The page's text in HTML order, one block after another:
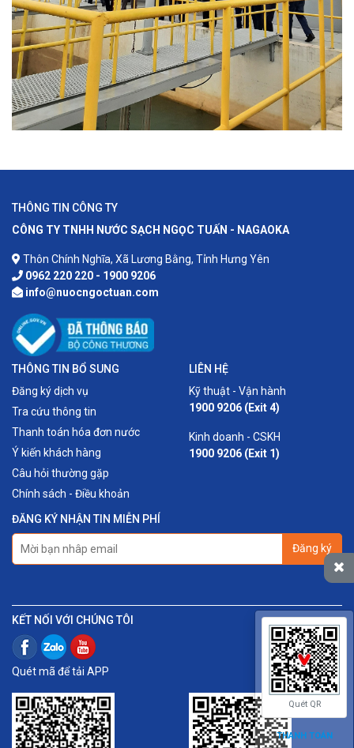
THÔNG TIN CÔNG TY
CÔNG TY TNHH NƯỚC SẠCH NGỌC TUẤN - NAGAOKA
Thôn Chính Nghĩa, Xã Lương Bằng, Tỉnh Hưng Yên
0962 220 220 - 1900 9206
info@nuocngoctuan.com
THÔNG TIN BỔ SUNG
Đăng ký dịch vụ
Tra cứu thông tin
Thanh toán hóa đơn nước
Ý kiến khách hàng
Câu hỏi thường gặp
Chính sách - Điều khoản
LIÊN HỆ
Kỹ thuật - Vận hành
1900 9206 (Exit 4)
Kinh doanh - CSKH
1900 9206 (Exit 1)
ĐĂNG KÝ NHẬN TIN MIỄN PHÍ
Đăng ký
KẾT NỐI VỚI CHÚNG TÔI
Quét mã để tải APP
Quét QR
THANH TOÁN